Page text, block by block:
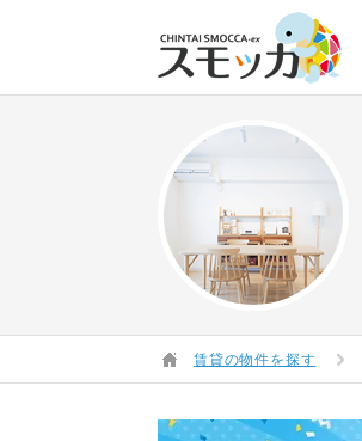
賃貸の物件を探す